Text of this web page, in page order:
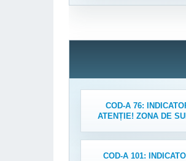
COD-A 76:
ATENȚIE! ZONA DE
COD-A 101: